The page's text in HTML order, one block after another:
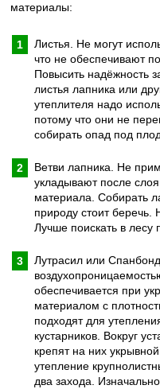
материалы:
Листья. Не могут
что не обеспечивают
Повысить надёжность
листья лапника или
утеплителя надо
потому что они не
собирать опад под
Ветви лапника. Не
укладывают после
материала. Собирать
природу стоит беречь.
Лучше поискать в лесу
Лутрасил или
обеспечивается при
материалом с
подходят для
кустарников. Вокруг
крепят на них
утепление
два захода.